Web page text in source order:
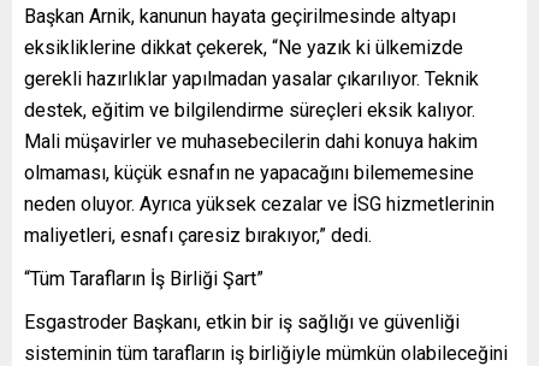
Başkan Arnik, kanunun hayata geçirilmesinde altyapı
eksikliklerine dikkat çekerek, “Ne yazık ki ülkemizde
gerekli hazırlıklar yapılmadan yasalar çıkarılıyor. Teknik
destek, eğitim ve bilgilendirme süreçleri eksik kalıyor.
Mali müşavirler ve muhasebecilerin dahi konuya hakim
olmaması, küçük esnafın ne yapacağını bilememesine
neden oluyor. Ayrıca yüksek cezalar ve İSG hizmetlerinin
maliyetleri, esnafı çaresiz bırakıyor,” dedi.
“Tüm Tarafların İş Birliği Şart”
Esgastroder Başkanı, etkin bir iş sağlığı ve güvenliği
sisteminin tüm tarafların iş birliğiyle mümkün olabileceğini